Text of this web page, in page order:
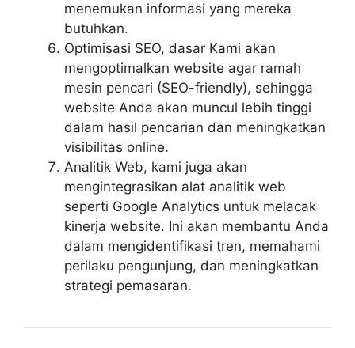
menemukan informasi yang mereka
butuhkan.
Optimisasi SEO, dasar Kami akan
mengoptimalkan website agar ramah
mesin pencari (SEO-friendly), sehingga
website Anda akan muncul lebih tinggi
dalam hasil pencarian dan meningkatkan
visibilitas online.
Analitik Web, kami juga akan
mengintegrasikan alat analitik web
seperti Google Analytics untuk melacak
kinerja website. Ini akan membantu Anda
dalam mengidentifikasi tren, memahami
perilaku pengunjung, dan meningkatkan
strategi pemasaran.